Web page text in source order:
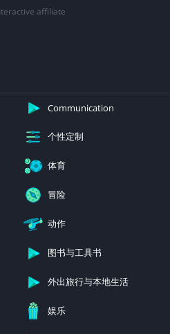
affiliate
Communication
个性定制
体育
冒险
动作
图书与工具书
外出旅行与本地生活
娱乐